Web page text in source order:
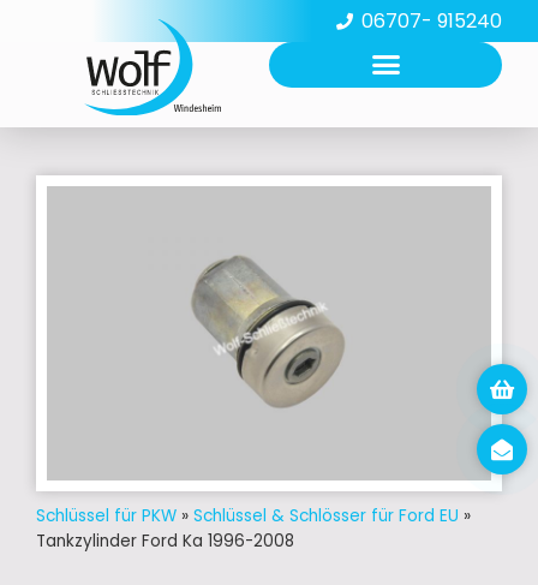
06707- 915240
Schlüssel für PKW » Schlüssel & Schlösser für Ford EU »
Tankzylinder Ford Ka 1996-2008